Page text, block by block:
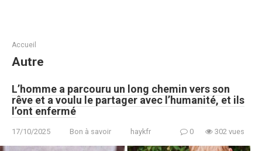
Accueil
Autre
L’homme a parcouru un long chemin vers son
rêve et a voulu le partager avec l’humanité, et ils
l’ont enfermé
17/10/2025 Bon à savoir haykfr 0 302 vues